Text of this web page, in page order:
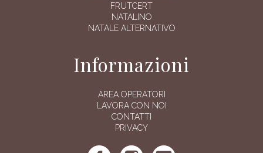
FRUTCERT
NATALINO
NATALE ALTERNATIVO
Informazioni
AREA OPERATORI
LAVORA CON NOI
CONTATTI
PRIVACY